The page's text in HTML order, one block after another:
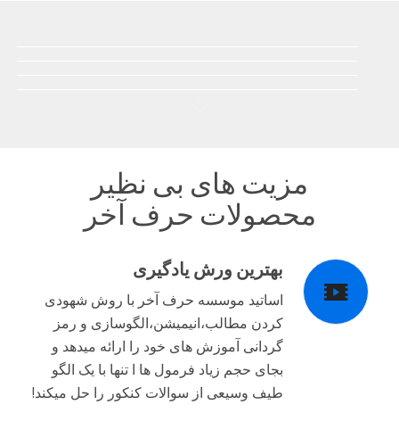
مزیت های بی نظیر
محصولات حرف آخر
بهترین ورش یادگیری
اساتید موسسه حرف آخر با روش شهودی
کردن مطالب،انیمیشن،الگوسازی و رمز
گردانی آموزش های خود را ارائه میدهد و
بجای حجم زیاد فرمول ها ا تنها با یک الگو
طیف وسیعی از سوالات کنکور را حل میکند!